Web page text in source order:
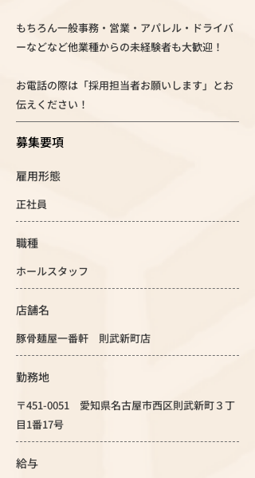
もちろん一般事務・営業・アパレル・ドライバ
ーなどなど他業種からの未経験者も大歓迎！
お電話の際は「採用担当者お願いします」とお
伝えください！
募集要項
雇用形態
正社員
職種
ホールスタッフ
店舗名
豚骨麺屋一番軒 則武新町店
勤務地
〒451-0051 愛知県名古屋市西区則武新町３丁
目1番17号
給与